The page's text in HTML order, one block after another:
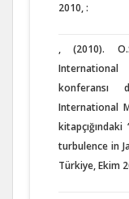
2010, :
, (2010).
konferansı
International
turbulence in
Türkiye, Ekim